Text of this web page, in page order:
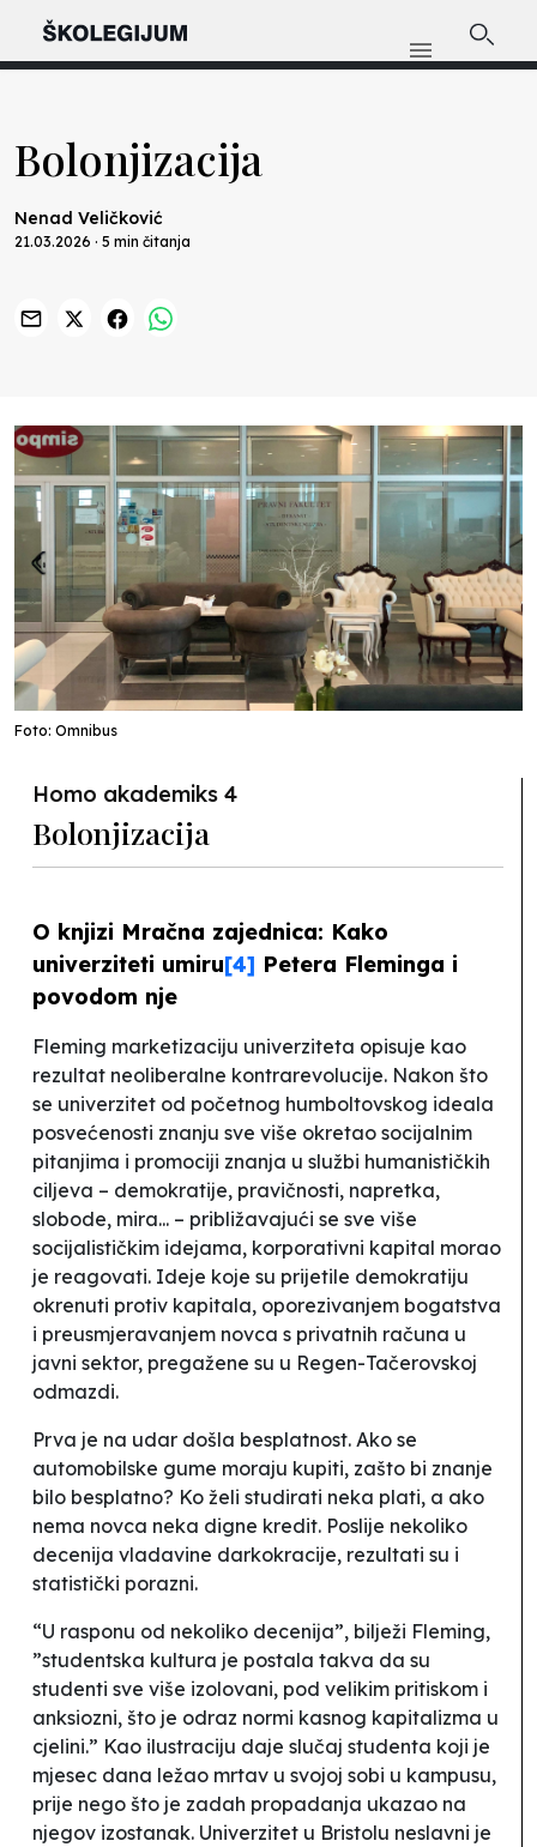
Bolonjizacija
Nenad Veličković
21.03.2026 · 5 min čitanja
Foto: Omnibus
Homo akademiks 4
Bolonjizacija
O knjizi Mračna zajednica: Kako
univerziteti umiru[4] Petera Fleminga i
povodom nje
Fleming marketizaciju univerziteta opisuje kao
rezultat neoliberalne kontrarevolucije. Nakon što
se univerzitet od početnog humboltovskog ideala
posvećenosti znanju sve više okretao socijalnim
pitanjima i promociji znanja u službi humanističkih
ciljeva – demokratije, pravičnosti, napretka,
slobode, mira... – približavajući se sve više
socijalističkim idejama, korporativni kapital morao
je reagovati. Ideje koje su prijetile demokratiju
okrenuti protiv kapitala, oporezivanjem bogatstva
i preusmjeravanjem novca s privatnih računa u
javni sektor, pregažene su u Regen-Tačerovskoj
odmazdi.
Prva je na udar došla besplatnost. Ako se
automobilske gume moraju kupiti, zašto bi znanje
bilo besplatno? Ko želi studirati neka plati, a ako
nema novca neka digne kredit. Poslije nekoliko
decenija vladavine darkokracije, rezultati su i
statistički porazni.
“U rasponu od nekoliko decenija”, bilježi Fleming,
”studentska kultura je postala takva da su
studenti sve više izolovani, pod velikim pritiskom i
anksiozni, što je odraz normi kasnog kapitalizma u
cjelini.” Kao ilustraciju daje slučaj studenta koji je
mjesec dana ležao mrtav u svojoj sobi u kampusu,
prije nego što je zadah propadanja ukazao na
njegov izostanak. Univerzitet u Bristolu neslavni je